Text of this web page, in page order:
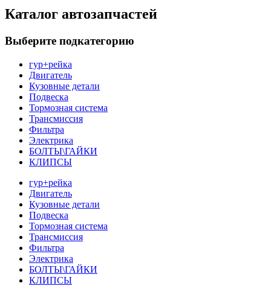
Каталог автозапчастей
Выберите подкатегорию
гур+рейка
Двигатель
Кузовные детали
Подвеска
Тормозная система
Трансмиссия
Фильтра
Электрика
БОЛТЫ\ГАЙКИ
КЛИПСЫ
гур+рейка
Двигатель
Кузовные детали
Подвеска
Тормозная система
Трансмиссия
Фильтра
Электрика
БОЛТЫ\ГАЙКИ
КЛИПСЫ